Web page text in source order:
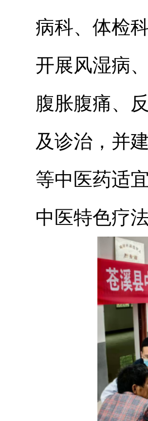
病科、体检
开展风湿病
腹胀腹痛、
及诊治，并
等中医药适
中医特色疗